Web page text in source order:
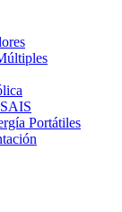
Portátiles